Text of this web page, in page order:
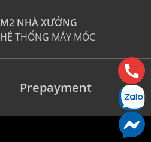
M2 NHÀ XƯỞNG
HỆ THỐNG MÁY MÓC
Prepayment